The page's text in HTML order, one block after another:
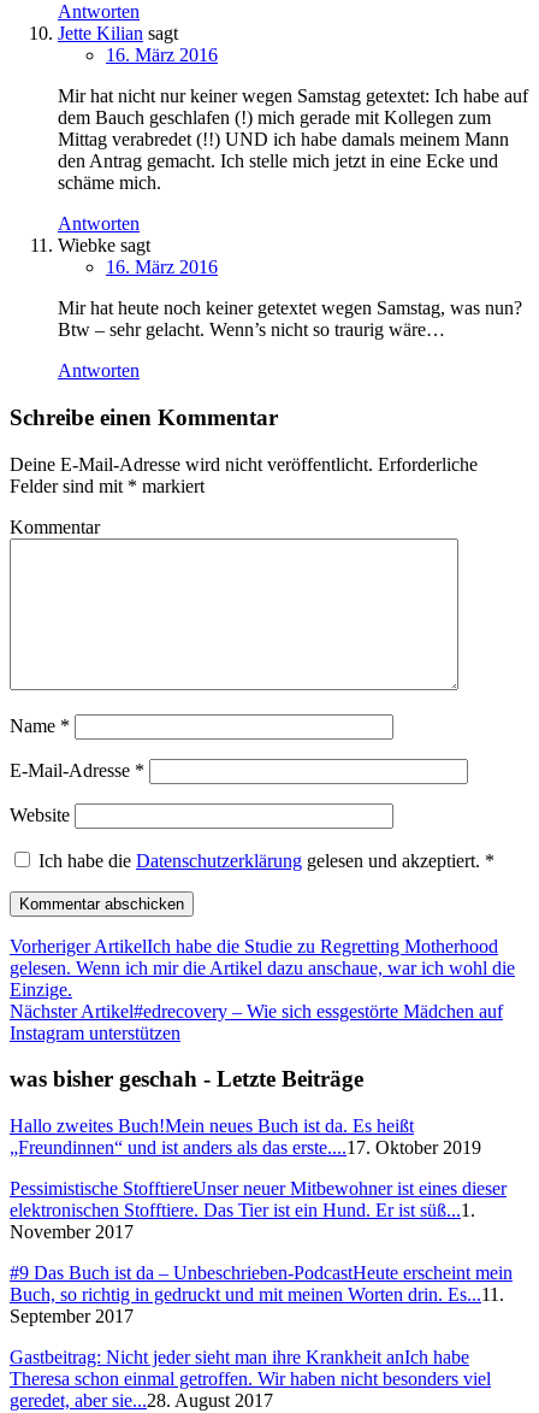
Antworten
Jette Kilian sagt
16. März 2016
Mir hat nicht nur keiner wegen Samstag getextet: Ich habe auf
dem Bauch geschlafen (!) mich gerade mit Kollegen zum
Mittag verabredet (!!) UND ich habe damals meinem Mann
den Antrag gemacht. Ich stelle mich jetzt in eine Ecke und
schäme mich.
Antworten
Wiebke sagt
16. März 2016
Mir hat heute noch keiner getextet wegen Samstag, was nun?
Btw – sehr gelacht. Wenn’s nicht so traurig wäre…
Antworten
Schreibe einen Kommentar
Deine E-Mail-Adresse wird nicht veröffentlicht. Erforderliche
Felder sind mit * markiert
Kommentar
Name *
E-Mail-Adresse *
Website
Ich habe die Datenschutzerklärung gelesen und akzeptiert. *
Vorheriger ArtikelIch habe die Studie zu Regretting Motherhood
gelesen. Wenn ich mir die Artikel dazu anschaue, war ich wohl die
Einzige.
Nächster Artikel#edrecovery – Wie sich essgestörte Mädchen auf
Instagram unterstützen
was bisher geschah - Letzte Beiträge
Hallo zweites Buch!Mein neues Buch ist da. Es heißt
„Freundinnen“ und ist anders als das erste....17. Oktober 2019
Pessimistische StofftiereUnser neuer Mitbewohner ist eines dieser
elektronischen Stofftiere. Das Tier ist ein Hund. Er ist süß...1.
November 2017
#9 Das Buch ist da – Unbeschrieben-PodcastHeute erscheint mein
Buch, so richtig in gedruckt und mit meinen Worten drin. Es...11.
September 2017
Gastbeitrag: Nicht jeder sieht man ihre Krankheit anIch habe
Theresa schon einmal getroffen. Wir haben nicht besonders viel
geredet, aber sie...28. August 2017